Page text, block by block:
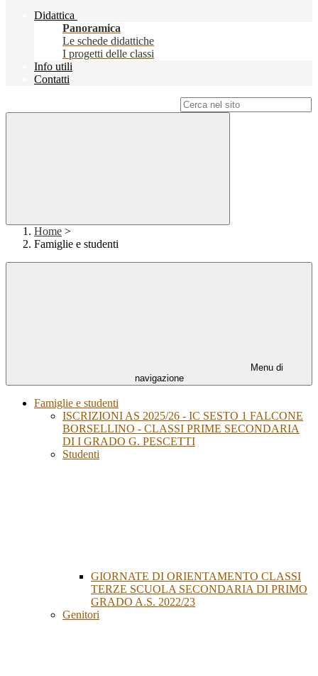
Didattica
Panoramica
Le schede didattiche
I progetti delle classi
Info utili
Contatti
Home >
Famiglie e studenti
Menu di
navigazione
Famiglie e studenti
ISCRIZIONI AS 2025/26 - IC SESTO 1 FALCONE
BORSELLINO - CLASSI PRIME SECONDARIA
DI I GRADO G. PESCETTI
Studenti
GIORNATE DI ORIENTAMENTO CLASSI
TERZE SCUOLA SECONDARIA DI PRIMO
GRADO A.S. 2022/23
Genitori